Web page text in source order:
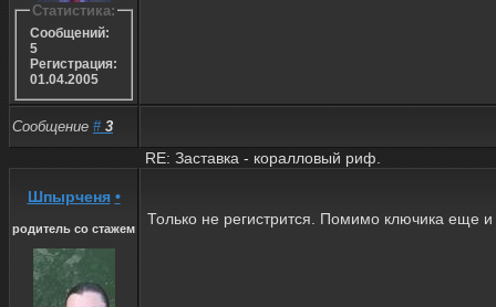
Статистика:
Сообщений:
5
Регистрация:
01.04.2005
Сообщение # 3
RE: Заставка - коралловый риф.
Шпырченя •
родитель со стажем
Только не регистрится. Помимо ключика еще